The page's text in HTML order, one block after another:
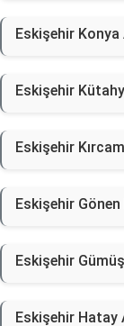
Eskişehir Konya
Eskişehir
Eskişehir
Eskişehir Gönen
Eskişehir
Eskişehir Hatay